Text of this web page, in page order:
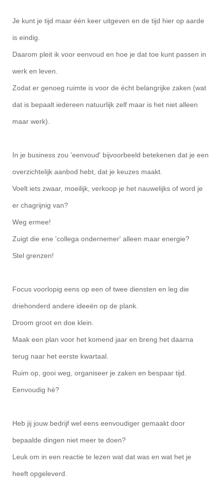
Je kunt je tijd maar één keer uitgeven en de tijd hier op aarde
is eindig.
Daarom pleit ik voor eenvoud en hoe je dat toe kunt passen in
werk en leven.
Zodat er genoeg ruimte is voor de écht belangrijke zaken (wat
dat is bepaalt iedereen natuurlijk zelf maar is het niet alleen
maar werk).
In je business zou 'eenvoud' bijvoorbeeld betekenen dat je een
overzichtelijk aanbod hebt, dat je keuzes maakt.
Voelt iets zwaar, moeilijk, verkoop je het nauwelijks of word je
er chagrijnig van?
Weg ermee!
Zuigt die ene 'collega ondernemer' alleen maar energie?
Stel grenzen!
Focus voorlopig eens op een of twee diensten en leg die
driehonderd andere ideeën op de plank.
Droom groot en doe klein.
Maak een plan voor het komend jaar en breng het daarna
terug naar het eerste kwartaal.
Ruim op, gooi weg, organiseer je zaken en bespaar tijd.
Eenvoudig hè?
Heb jij jouw bedrijf wel eens eenvoudiger gemaakt door
bepaalde dingen niet meer te doen?
Leuk om in een reactie te lezen wat dat was en wat het je
heeft opgeleverd.